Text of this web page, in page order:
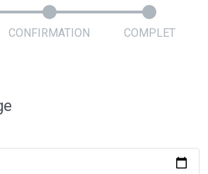
CONFIRMATION COMPLET